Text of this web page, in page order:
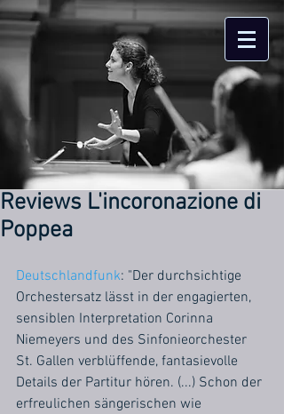
Reviews L'incoronazione di
Poppea
Deutschlandfunk: "Der durchsichtige
Orchestersatz lässt in der engagierten,
sensiblen Interpretation Corinna
Niemeyers und des Sinfonieorchester
St. Gallen verblüffende, fantasievolle
Details der Partitur hören. (...) Schon der
erfreulichen sängerischen wie